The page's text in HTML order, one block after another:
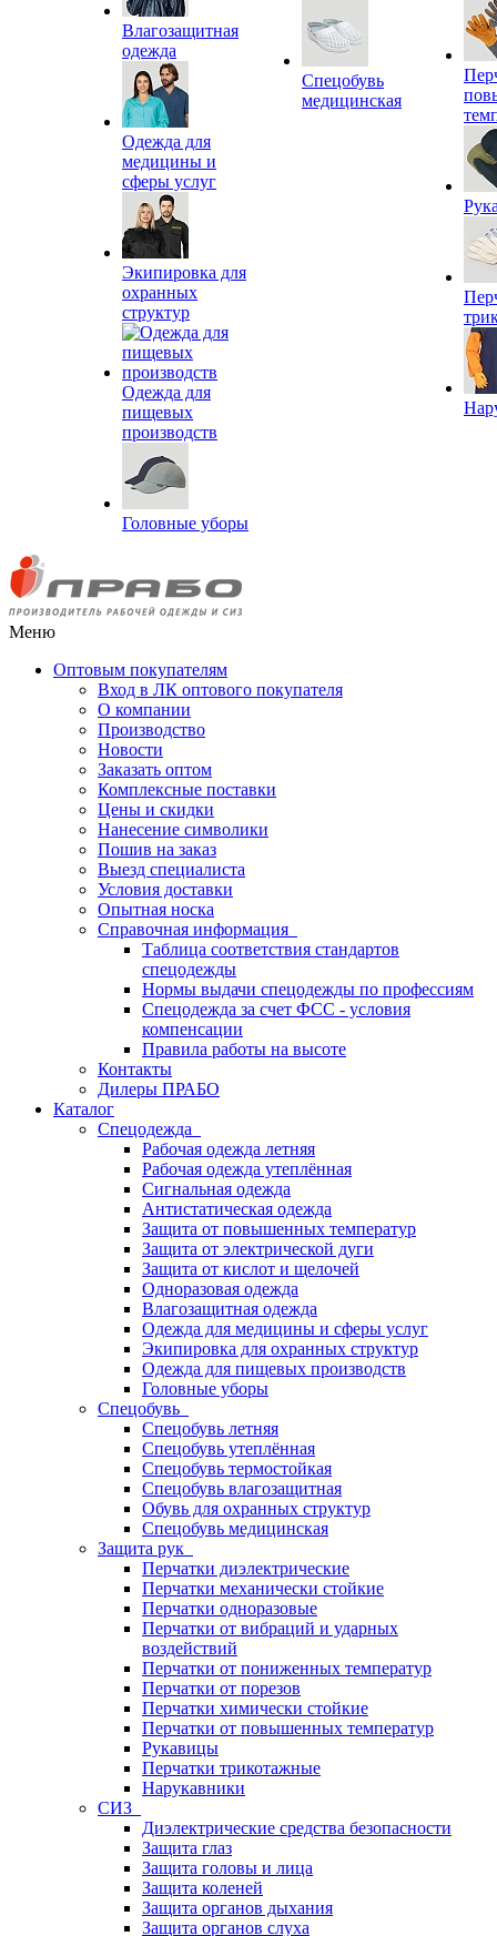
Влагозащитная
одежда
Одежда для
медицины и
сферы услуг
Экипировка для
охранных
структур
Одежда для
пищевых
производств
Головные уборы
Спецобувь
медицинская
Меню
Оптовым покупателям
Вход в ЛК оптового покупателя
О компании
Производство
Новости
Заказать оптом
Комплексные поставки
Цены и скидки
Нанесение символики
Пошив на заказ
Выезд специалиста
Условия доставки
Опытная носка
Справочная информация
Таблица соответствия стандартов
спецодежды
Нормы выдачи спецодежды по профессиям
Спецодежда за счет ФСС - условия
компенсации
Правила работы на высоте
Контакты
Дилеры ПРАБО
Каталог
Спецодежда
Рабочая одежда летняя
Рабочая одежда утеплённая
Сигнальная одежда
Антистатическая одежда
Защита от повышенных температур
Защита от электрической дуги
Защита от кислот и щелочей
Одноразовая одежда
Влагозащитная одежда
Одежда для медицины и сферы услуг
Экипировка для охранных структур
Одежда для пищевых производств
Головные уборы
Спецобувь
Спецобувь летняя
Спецобувь утеплённая
Спецобувь термостойкая
Спецобувь влагозащитная
Обувь для охранных структур
Спецобувь медицинская
Защита рук
Перчатки диэлектрические
Перчатки механически стойкие
Перчатки одноразовые
Перчатки от вибраций и ударных
воздействий
Перчатки от пониженных температур
Перчатки от порезов
Перчатки химически стойкие
Перчатки от повышенных температур
Рукавицы
Перчатки трикотажные
Нарукавники
СИЗ
Диэлектрические средства безопасности
Защита глаз
Защита головы и лица
Защита коленей
Защита органов дыхания
Защита органов слуха